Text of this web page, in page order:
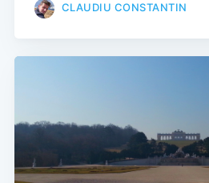
CLAUDIU CONSTANTIN